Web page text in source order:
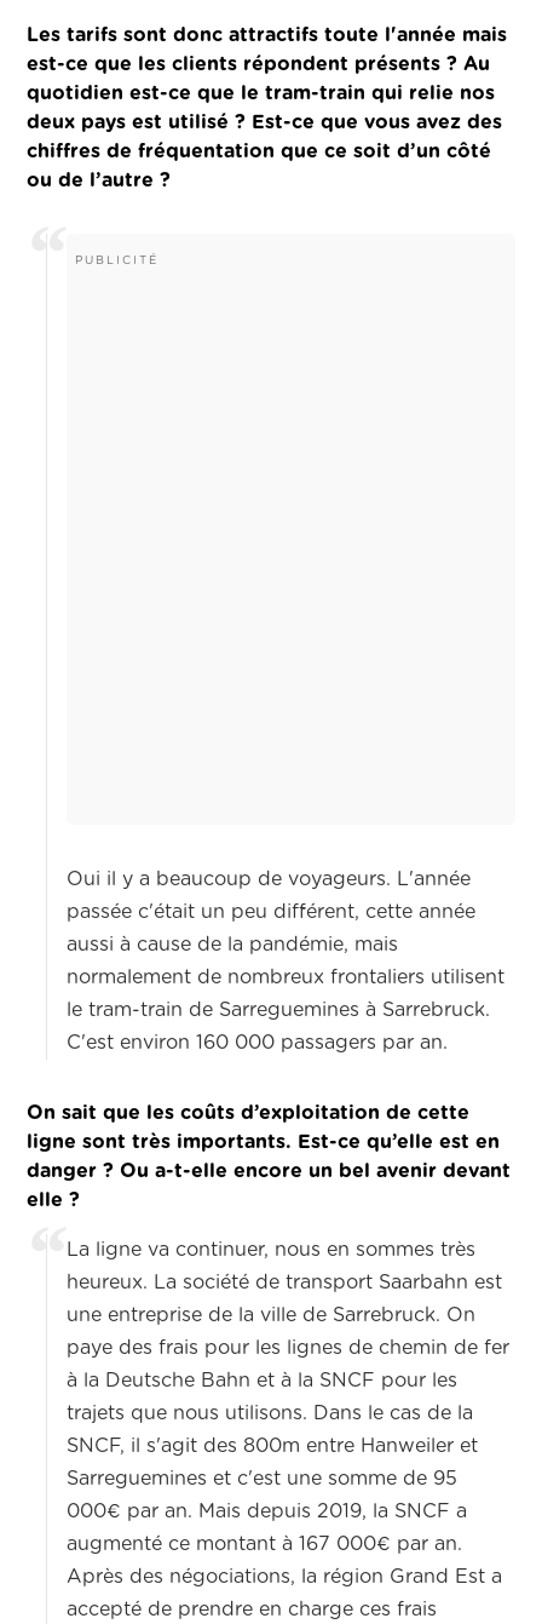
Les tarifs sont donc attractifs toute l'année mais
est-ce que les clients répondent présents ? Au
quotidien est-ce que le tram-train qui relie nos
deux pays est utilisé ? Est-ce que vous avez des
chiffres de fréquentation que ce soit d’un côté
ou de l’autre ?
Oui il y a beaucoup de voyageurs. L'année
passée c'était un peu différent, cette année
aussi à cause de la pandémie, mais
normalement de nombreux frontaliers utilisent
le tram-train de Sarreguemines à Sarrebruck.
C'est environ 160 000 passagers par an.
On sait que les coûts d’exploitation de cette
ligne sont très importants. Est-ce qu’elle est en
danger ? Ou a-t-elle encore un bel avenir devant
elle ?
La ligne va continuer, nous en sommes très
heureux. La société de transport Saarbahn est
une entreprise de la ville de Sarrebruck. On
paye des frais pour les lignes de chemin de fer
à la Deutsche Bahn et à la SNCF pour les
trajets que nous utilisons. Dans le cas de la
SNCF, il s'agit des 800m entre Hanweiler et
Sarreguemines et c'est une somme de 95
000€ par an. Mais depuis 2019, la SNCF a
augmenté ce montant à 167 000€ par an.
Après des négociations, la région Grand Est a
accepté de prendre en charge ces frais